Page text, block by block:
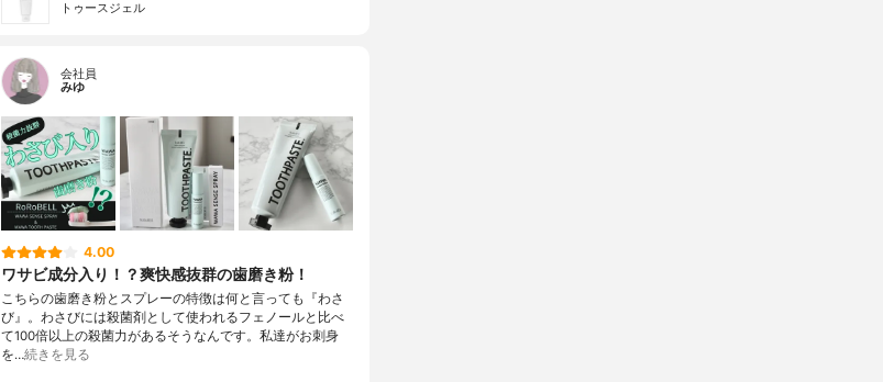
トゥースジェル
会社員
みゆ
4.00
ワサビ成分入り！？爽快感抜群の歯磨き粉！
こちらの歯磨き粉とスプレーの特徴は何と言っても『わさ
び』。わさびには殺菌剤として使われるフェノールと比べ
て100倍以上の殺菌力があるそうなんです。私達がお刺身
を…続きを見る